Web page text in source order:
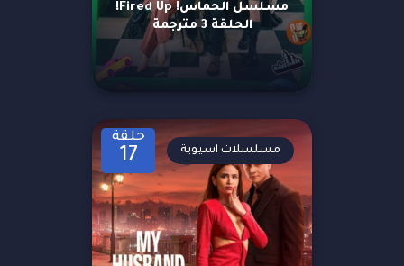
مسلسل الحماس! Fired Up!
الحلقة 3 مترجمة
حلقة
17 مسلسلات اسيوية